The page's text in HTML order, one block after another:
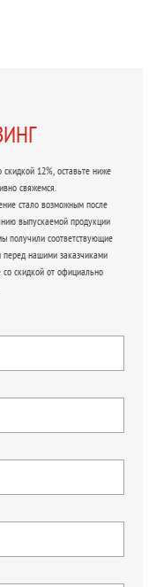
12%, оставьте ниже
свяжемся.
стало возможным после
выпускаемой продукции
получили соответствующие
нашими заказчиками
скидкой от официально